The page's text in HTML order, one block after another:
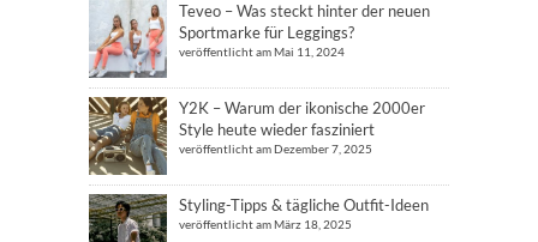
Teveo – Was steckt hinter der neuen
Sportmarke für Leggings?
veröffentlicht am Mai 11, 2024
Y2K – Warum der ikonische 2000er
Style heute wieder fasziniert
veröffentlicht am Dezember 7, 2025
Styling-Tipps & tägliche Outfit-Ideen
veröffentlicht am März 18, 2025